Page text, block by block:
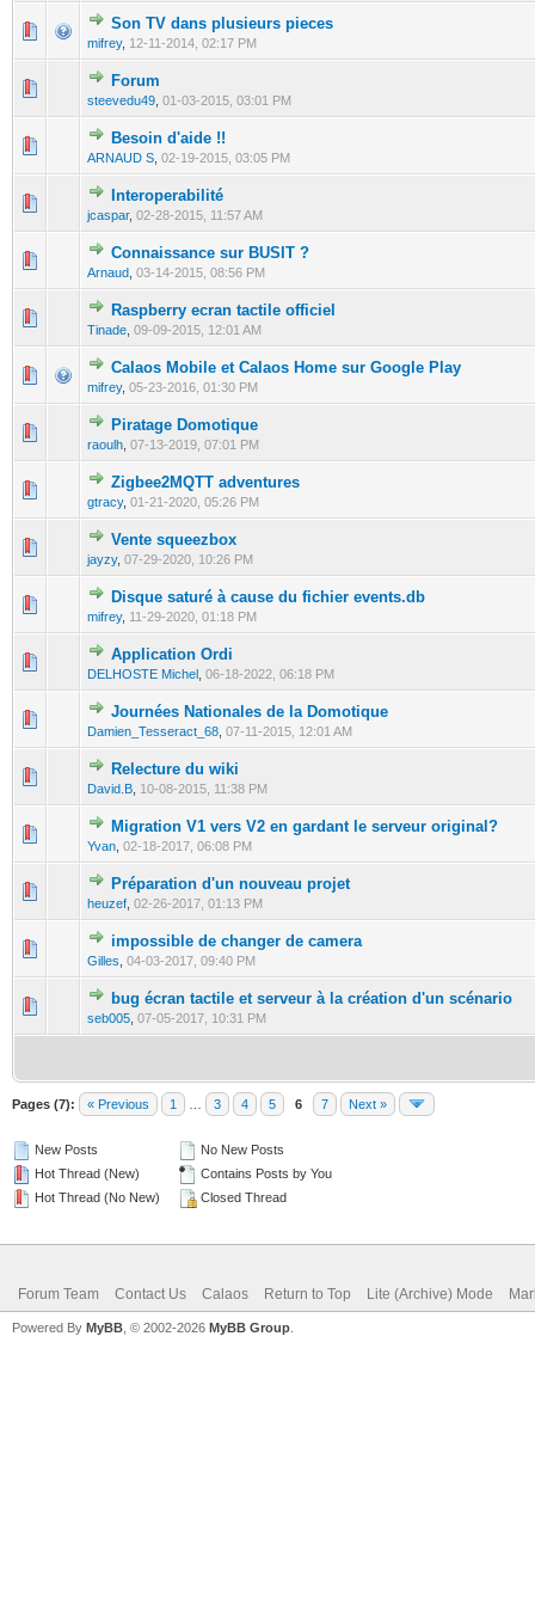
Son TV dans plusieurs pieces
mifrey, 12-11-2014, 02:17 PM
0 Vote(s) - 0 out of 5 in Average
1234 5
Forum
steevedu49 01-03-2015, 03:01 PM
0 Vote(s) - 0 out of 5 in Average
Besoin d'aide !!
ARNAUD S 02-19-2015, 03:05 PM
0 Vote(s) - 0 out of 5 in Average
Interoperabilité
jcaspar, 02-28-2015, 11:57 AM
0 Vote(s) - 0 out of 5 in Average
Connaissance sur BUSIT ?
Arnaud 03-14-2015, 08:56 PM
0 Vote(s) - 0 out of 5 in Average
1234 5
Raspberry ecran tactile officiel
Tinade 09-09-2015, 12:01 AM
0 Vote(s) - 0 out of 5 in Average
1234 5
Calaos Mobile et Calaos Home sur Google Play
mifrey, 05-23-2016, 01:30 PM
0 Vote(s) - 0 out of 5 in Average
12345
Piratage Domotique
raoulh 07-13-2019, 07:01 PM
0 Vote(s) - 0 out of 5 in Average
12
Zigbee2MQTT adventures
gtracy, 01-21-2020, 05:26 PM
0 Vote(s) - 0 out of 5 in Average
12345
Vente squeezbox
jayzy, 07-29-2020, 10:26 PM
0 Vote(s) - 0 out of 5 in Average
Disque saturé à cause du fichier events.db
mifrey, 11-29-2020, 01:18 PM
1 Vote(s) - 1 out of 5 in Average
123 45
Application Ordi
DELHOSTE Michel 06-18-2022, 06:18 PM
0 Vote(s) - 0 out of 5 in Average
Journées Nationales de la Domotique
Damien_Tesseract_68 07-11-2015, 12:01 AM
0 Vote(s) - 0 out of 5 in Average
12 34 5
Relecture du wiki
David.B 10-08-2015, 11:38 PM
0 Vote(s) - 0 out of 5 in Average
Migration V1 vers V2 en gardant le serveur original?
Yvan 02-18-2017, 06:08 PM
0 Vote(s) - 0 out of 5 in Average
12 345
Préparation d'un nouveau projet
heuzef 02-26-2017, 01:13 PM
0 Vote(s) - 0 out of 5 in Average
12345
impossible de changer de camera
Gilles 04-03-2017, 09:40 PM
0 Vote(s) - 0 out of 5 in Average
1234 5
bug écran tactile et serveur à la création d'un scénario
seb005 07-05-2017, 10:31 PM
0 Vote(s) - 0 out of 5 in Average
1 2345
Pages (7): « Previous 1 3 4 5 6 7 Next »
New Posts
Hot Thread (New)
Hot Thread (No New)
No New Posts
Contains Posts by You
Closed Thread
Forum Team Contact Us Calaos Return to Top Lite (Archive) Mode
Powered By MyBB , © 2002-2026 MyBB Group